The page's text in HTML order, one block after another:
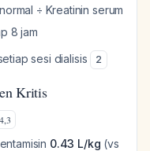
÷ Kreatinin serum
8 jam
sesi dialisis 2
Kritis
4,3
0.43 L/kg (vs